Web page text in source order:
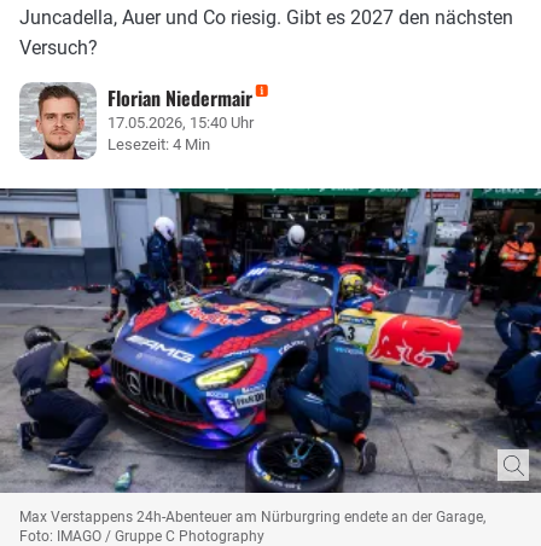
Juncadella, Auer und Co riesig. Gibt es 2027 den nächsten
Versuch?
Florian Niedermair
17.05.2026, 15:40 Uhr
Lesezeit: 4 Min
Max Verstappens 24h-Abenteuer am Nürburgring endete an der Garage,
Foto: IMAGO / Gruppe C Photography